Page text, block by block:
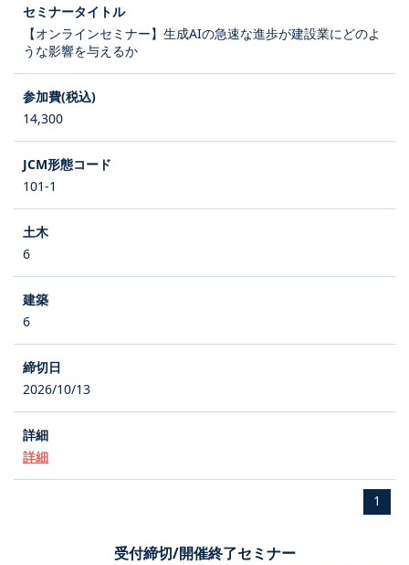
【オンラインセミナー】生成AIの急速な進歩が建設業にどのよ
うな影響を与えるか
14,300
101-1
6
6
2026/10/13
詳細
1
受付締切/開催終了セミナー